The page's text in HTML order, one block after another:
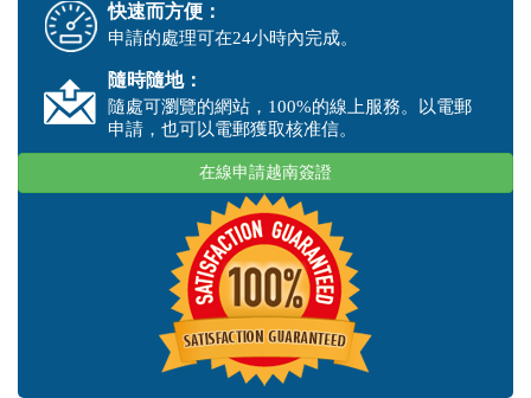
快速而方便：
申請的處理可在24小時內完成。
隨時隨地：
隨處可瀏覽的網站，100%的線上服務。以電郵
申請，也可以電郵獲取核准信。
在線申請越南簽證